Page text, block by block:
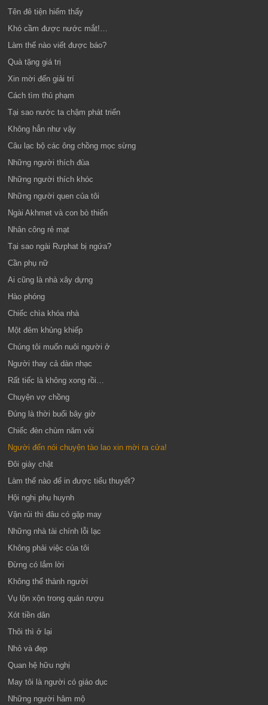
Tên đê tiện hiếm thấy
Khó cầm được nước mắt!…
Làm thế nào viết được báo?
Quà tặng giá trị
Xin mời đến giải trí
Cách tìm thủ phạm
Tại sao nước ta chậm phát triển
Không hẳn như vậy
Câu lạc bộ các ông chồng mọc sừng
Những người thích đùa
Những người thích khóc
Những người quen của tôi
Ngài Akhmet và con bò thiến
Nhân công rẻ mạt
Tại sao ngài Rưphat bị ngứa?
Cần phụ nữ
Ai cũng là nhà xây dựng
Hào phóng
Chiếc chìa khóa nhà
Một đêm khủng khiếp
Chúng tôi muốn nuôi người ở
Người thay cả dàn nhạc
Rất tiếc là không xong rồi…
Chuyện vợ chồng
Đúng là thời buổi bây giờ
Chiếc đèn chùm năm vòi
Người đến nói chuyện tào lao xin mời ra cửa!
Đôi giày chật
Làm thế nào để in được tiểu thuyết?
Hội nghị phụ huynh
Vận rủi thì đâu có gặp may
Những nhà tài chính lỗi lạc
Không phải việc của tôi
Đừng có lắm lời
Không thể thành người
Vụ lộn xộn trong quán rượu
Xót tiền dân
Thôi thì ở lại
Nhỏ và đẹp
Quan hệ hữu nghị
May tôi là người có giáo dục
Những người hâm mộ